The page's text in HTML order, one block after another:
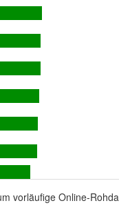
vorläufige Online-